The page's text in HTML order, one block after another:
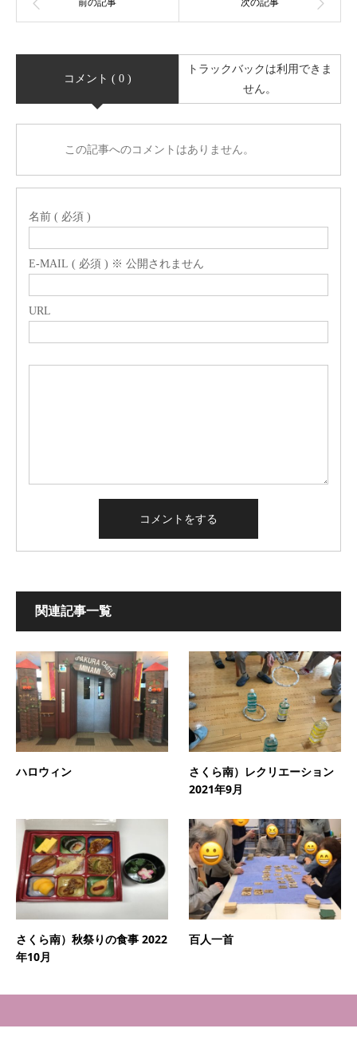
コメント ( 0 )
トラックバックは利用できま
せん。
この記事へのコメントはありません。
名前 ( 必須 )
E-MAIL ( 必須 ) ※ 公開されません
URL
関連記事一覧
ハロウィン
さくら南）レクリエーション
2021年9月
さくら南）秋祭りの食事 2022
年10月
百人一首